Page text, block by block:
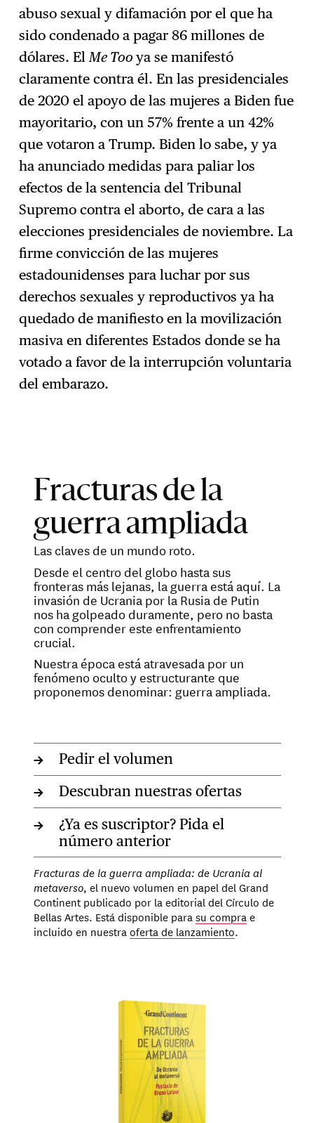
abuso sexual y difamación por el que ha
sido condenado a pagar 86 millones de
dólares. ElMe Tooya se manifestó
claramente contra él. En las presidenciales
de 2020 el apoyo de las mujeres a Biden fue
mayoritario, con un 57% frente a un 42%
que votaron a Trump. Biden lo sabe, y ya
ha anunciado medidas para paliar los
efectos de la sentencia del Tribunal
Supremo contra el aborto, de cara a las
elecciones presidenciales de noviembre. La
firme convicción de las mujeres
estadounidenses para luchar por sus
derechos sexuales y reproductivos ya ha
quedado de manifiesto en la movilización
masiva en diferentes Estados donde se ha
votado a favor de la interrupción voluntaria
del embarazo.
Fracturas de la
guerra ampliada
Las claves de un mundo roto.
Desde el centro del globo hasta sus
fronteras más lejanas, la guerra está aquí. La
invasión de Ucrania por la Rusia de Putin
nos ha golpeado duramente, pero no basta
con comprender este enfrentamiento
crucial.
Nuestra época está atravesada por un
fenómeno oculto y estructurante que
proponemos denominar: guerra ampliada.
→ Pedir el volumen
→ Descubran nuestras ofertas
→
¿Ya es suscriptor? Pida el
número anterior
Fracturas de la guerra ampliada: de Ucrania al
metaverso, el nuevo volumen en papel del Grand
Continent publicado por la editorial del Círculo de
Bellas Artes. Está disponible parasu comprae
incluido en nuestraoferta de lanzamiento.